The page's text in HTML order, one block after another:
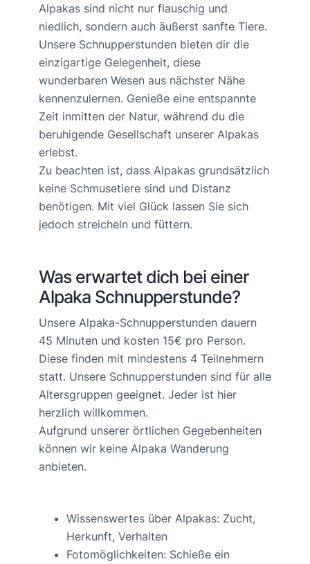
Alpakas sind nicht nur flauschig und
niedlich, sondern auch äußerst sanfte Tiere.
Unsere Schnupperstunden bieten dir die
einzigartige Gelegenheit, diese
wunderbaren Wesen aus nächster Nähe
kennenzulernen. Genieße eine entspannte
Zeit inmitten der Natur, während du die
beruhigende Gesellschaft unserer Alpakas
erlebst.
Zu beachten ist, dass Alpakas grundsätzlich
keine Schmusetiere sind und Distanz
benötigen. Mit viel Glück lassen Sie sich
jedoch streicheln und füttern.
Was erwartet dich bei einer
Alpaka Schnupperstunde?
Unsere Alpaka-Schnupperstunden dauern
45 Minuten und kosten 15€ pro Person.
Diese finden mit mindestens 4 Teilnehmern
statt. Unsere Schnupperstunden sind für alle
Altersgruppen geeignet. Jeder ist hier
herzlich willkommen.
Aufgrund unserer örtlichen Gegebenheiten
können wir keine Alpaka Wanderung
anbieten.
Wissenswertes über Alpakas: Zucht,
Herkunft, Verhalten
Fotomöglichkeiten: Schieße ein